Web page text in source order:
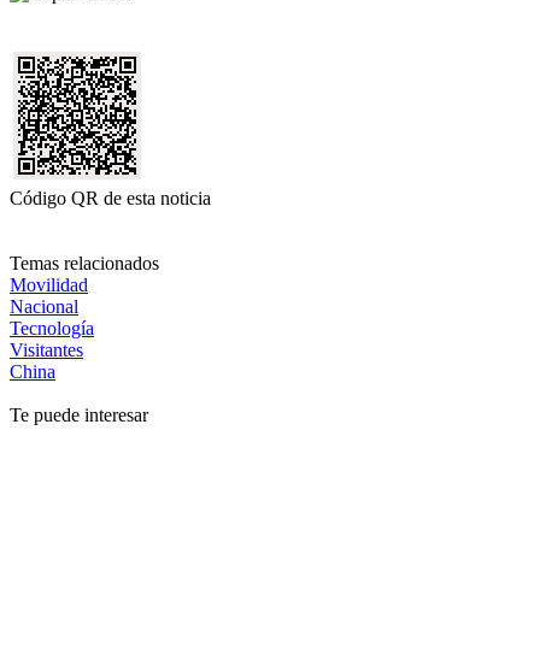
Código QR de esta noticia
Temas relacionados
Movilidad
Nacional
Tecnología
Visitantes
China
Te puede interesar